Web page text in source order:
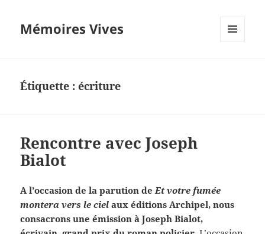
Mémoires Vives
Étiquette :écriture
Rencontre avec Joseph
Bialot
A l’occasion de la parution deEt votre fumée
montera vers le ciel aux éditions Archipel, nous
consacrons une émission à Joseph Bialot,